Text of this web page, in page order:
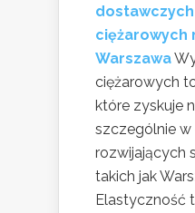
ciężarowych
Warszawa
ciężarowych
które zyskuje
szczególnie
rozwijających
takich jak
Elastyczność